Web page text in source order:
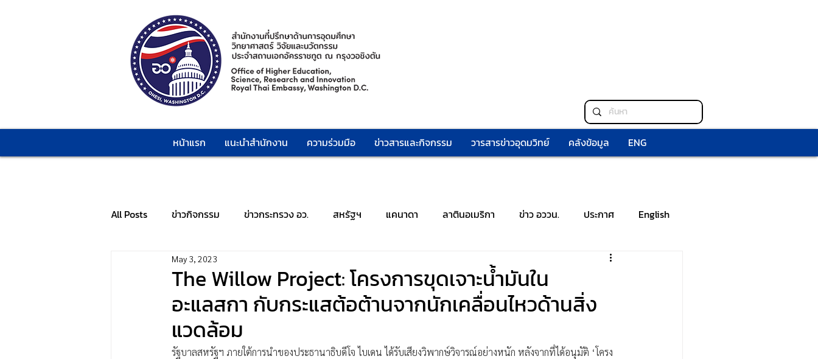
หน้าแรก แนะนำสำนักงาน ความร่วมมือ ข่าวสารและกิจกรรม วารสารข่าวอุดมวิทย์ คลังข้อมูล ENG
All Posts ข่าวกิจกรรม ข่าวกระทรวง อว. สหรัฐฯ แคนาดา ลาตินอเมริกา ข่าว อววน. ประกาศ English
The Willow Project: โครงการขุดเจาะน้ำมันใน
อะแลสกา กับกระแสต้อต้านจากนักเคลื่อนไหวด้านสิ่ง
แวดล้อม
May 3, 2023
รัฐบาลสหรัฐฯ ภายใต้การนำของประธานาธิบดีโจ ไบเดน ได้รับเสียงวิพากษ์วิจารณ์อย่างหนัก หลังจากที่ได้อนุมัติ ‘โครง